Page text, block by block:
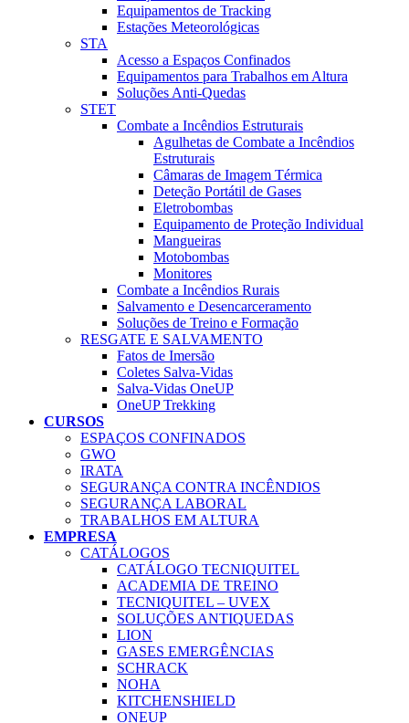
Equipamentos de Tracking
Estações Meteorológicas
STA
Acesso a Espaços Confinados
Equipamentos para Trabalhos em Altura
Soluções Anti-Quedas
STET
Combate a Incêndios Estruturais
Agulhetas de Combate a Incêndios
Estruturais
Câmaras de Imagem Térmica
Deteção Portátil de Gases
Eletrobombas
Equipamento de Proteção Individual
Mangueiras
Motobombas
Monitores
Combate a Incêndios Rurais
Salvamento e Desencarceramento
Soluções de Treino e Formação
RESGATE E SALVAMENTO
Fatos de Imersão
Coletes Salva-Vidas
Salva-Vidas OneUP
OneUP Trekking
CURSOS
ESPAÇOS CONFINADOS
GWO
IRATA
SEGURANÇA CONTRA INCÊNDIOS
SEGURANÇA LABORAL
TRABALHOS EM ALTURA
EMPRESA
CATÁLOGOS
CATÁLOGO TECNIQUITEL
ACADEMIA DE TREINO
TECNIQUITEL – UVEX
SOLUÇÕES ANTIQUEDAS
LION
GASES EMERGÊNCIAS
SCHRACK
NOHA
KITCHENSHIELD
ONEUP